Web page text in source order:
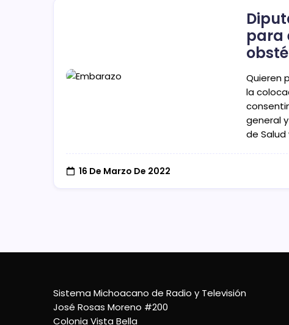
para
Quieren
la
general
de Salud
16 De Marzo De 2022
Sistema Michoacano de Radio y Televisión
José Rosas Moreno #200
Colonia Vista Bella